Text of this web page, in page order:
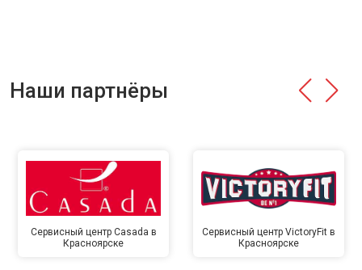
Наши партнёры
Сервисный центр Casada в
Красноярске
Сервисный центр VictoryFit в
Красноярске